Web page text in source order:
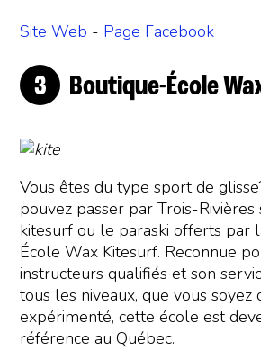
Site Web - Page Facebook
Boutique-École
Vous êtes du type sport de
pouvez passer par Trois-Rivières
kitesurf ou le paraski offerts par
École Wax Kitesurf. Reconnue
instructeurs qualifiés et son
tous les niveaux, que vous
expérimenté, cette école est
référence au Québec.